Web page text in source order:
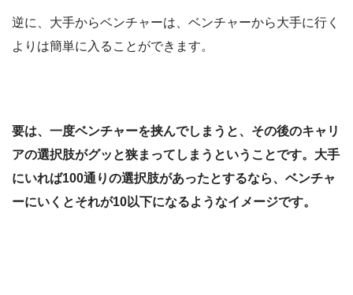
逆に、大手からベンチャーは、ベンチャーから大手に行く
よりは簡単に入ることができます。
要は、一度ベンチャーを挟んでしまうと、その後のキャリ
アの選択肢がグッと狭まってしまうということです。大手
にいれば100通りの選択肢があったとするなら、ベンチャ
ーにいくとそれが10以下になるようなイメージです。